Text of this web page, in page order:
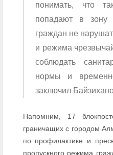
понимать, что
попадают в
граждан не
и режима
соблюдать
нормы и
заключил
Напомним, 17
граничащих с городом
по профилактике и
пропускного режима